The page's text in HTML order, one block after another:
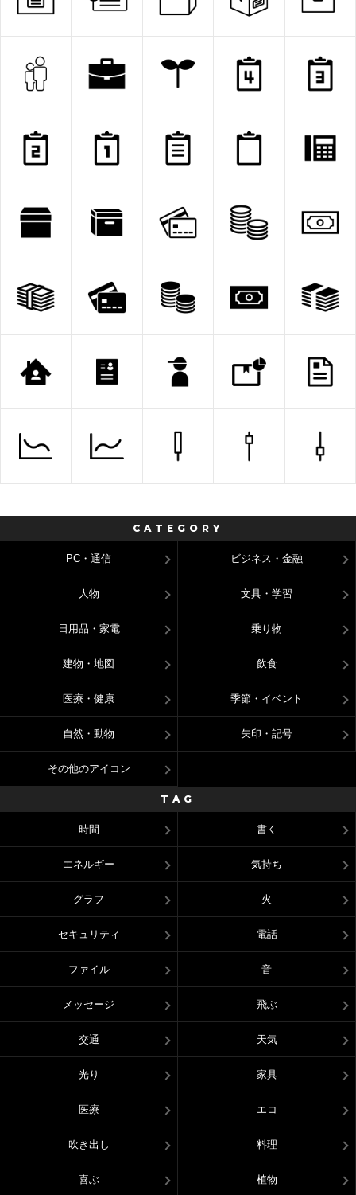
CATEGORY
PC・通信 ビジネス・金融
人物 文具・学習
日用品・家電 乗り物
建物・地図 飲食
医療・健康 季節・イベント
自然・動物 矢印・記号
その他のアイコン
TAG
時間 書く
エネルギー 気持ち
グラフ 火
セキュリティ 電話
ファイル 音
メッセージ 飛ぶ
交通 天気
光り 家具
医療 エコ
吹き出し 料理
喜ぶ 植物